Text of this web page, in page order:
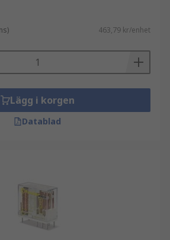
463,79 kr/enhet
Lägg i korgen
Datablad